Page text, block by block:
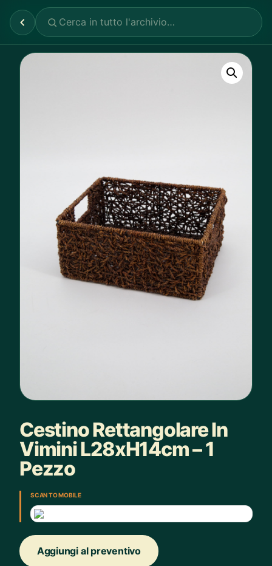
Cestino Rettangolare In
Vimini L28xH14cm – 1
Pezzo
SCAN TO MOBILE
Aggiungi al preventivo